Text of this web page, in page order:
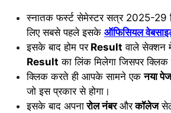
स्नातक फर्स्ट सेमेस्टर सत्र 2025-
लिए सबसे पहले इसके ऑफिसियल
इसके बाद होम परResult वाले सेक्शन
Result का लिंक मिलेगा जिसपर
क्लिक करते ही आपके सामने एकनया पेज
जो इस प्रकार सेहोगा ।
इसके बाद अपनारोल नंबरऔरकॉलेज